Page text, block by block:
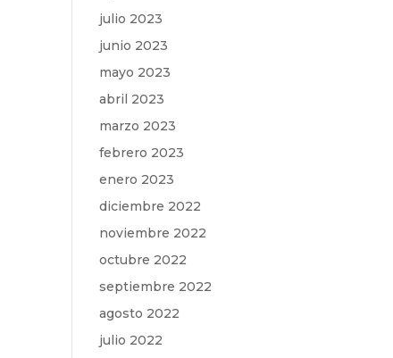
julio 2023
junio 2023
mayo 2023
abril 2023
marzo 2023
febrero 2023
enero 2023
diciembre 2022
noviembre 2022
octubre 2022
septiembre 2022
agosto 2022
julio 2022